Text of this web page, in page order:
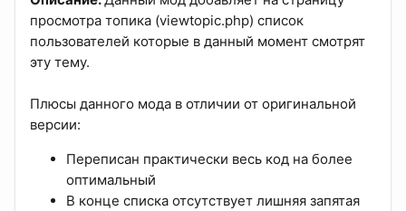
просмотра топика (viewtopic.php) список
пользователей которые в данный момент смотрят
эту тему.
Плюсы данного мода в отличии от оригинальной
версии:
Переписан практически весь код на более
оптимальный
В конце списка отсутствует лишняя запятая